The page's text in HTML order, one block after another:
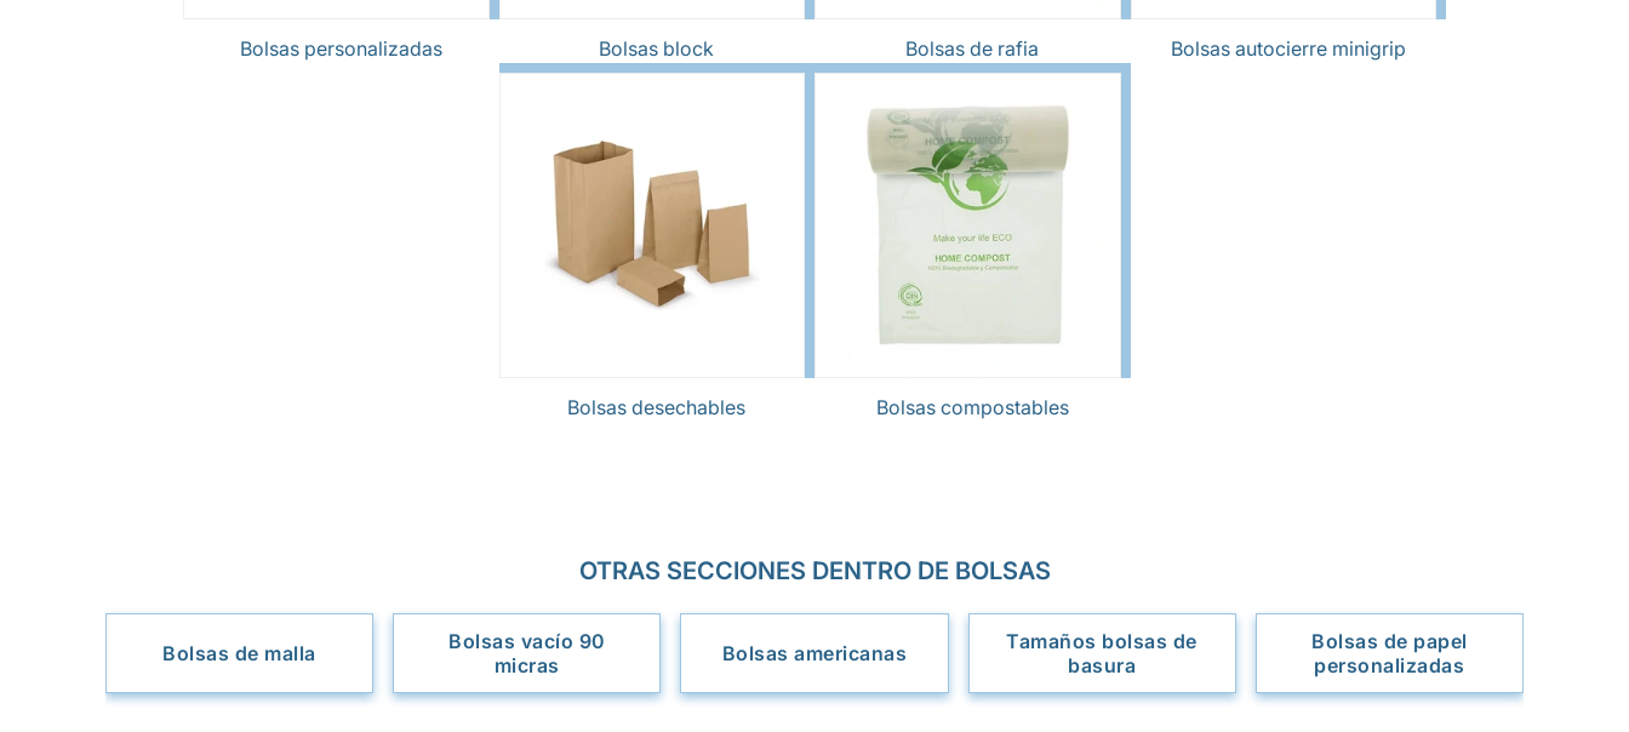
Bolsas personalizadas Bolsas block Bolsas de rafia Bolsas autocierre minigrip
Bolsas desechables Bolsas compostables
OTRAS SECCIONES DENTRO DE BOLSAS
Bolsas de malla
Bolsas vacío 90
micras
Bolsas americanas
Tamaños bolsas de
basura
Bolsas de papel
personalizadas